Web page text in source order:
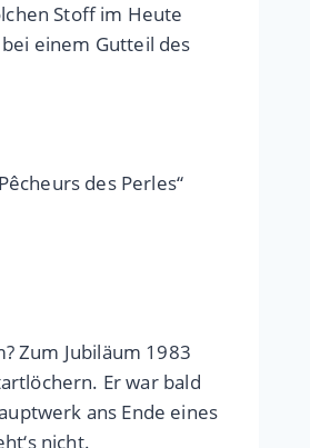
Stoff im Heute
einem Gutteil des
des Perles“
Zum Jubiläum 1983
Er war bald
ans Ende eines
nicht.